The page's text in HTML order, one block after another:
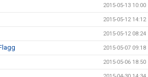
2015-05-13 10:00
2015-05-12 14:12
2015-05-12 08:24
2015-05-07 09:18
2015-05-06 18:50